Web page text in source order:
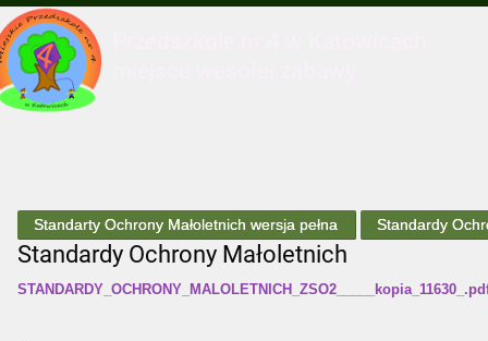
Standarty Ochrony Małoletnich wersja pełna Standardy
Standardy Ochrony Małoletnich